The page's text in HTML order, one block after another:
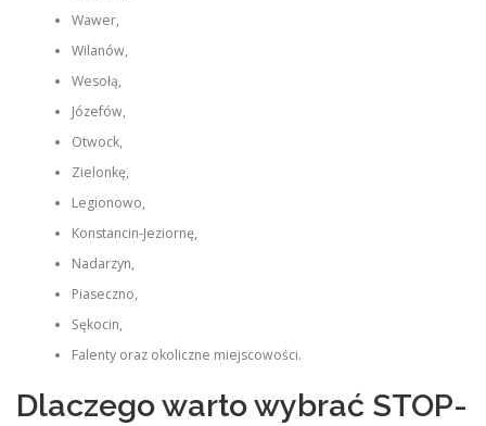
Wawer,
Wilanów,
Wesołą,
Józefów,
Otwock,
Zielonkę,
Legionowo,
Konstancin-Jeziornę,
Nadarzyn,
Piaseczno,
Sękocin,
Falenty oraz okoliczne miejscowości.
Dlaczego warto wybrać STOP-